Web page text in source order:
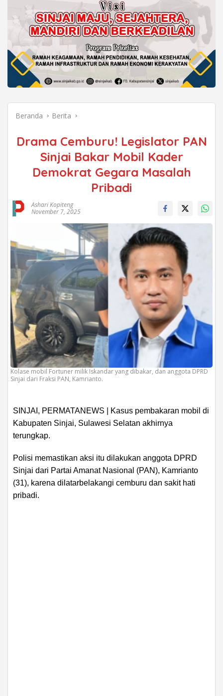
Beranda Berita
Drama Cemburu! Legislator PAN
Sinjai Bakar Mobil Kader
Demokrat Gegara Masalah
Pribadi
Ashari Kopiteng
November 7, 2025
Kolase mobil Fortuner milik Iskandar yang dibakar, dan anggota DPRD
Sinjai dari Fraksi PAN, Kamrianto.
SINJAI, PERMATANEWS | Kasus pembakaran mobil di
Kabupaten Sinjai, Sulawesi Selatan akhirnya
terungkap.
Polisi memastikan aksi itu dilakukan anggota DPRD
Sinjai dari Partai Amanat Nasional (PAN), Kamrianto
(31), karena dilatarbelakangi cemburu dan sakit hati
pribadi.